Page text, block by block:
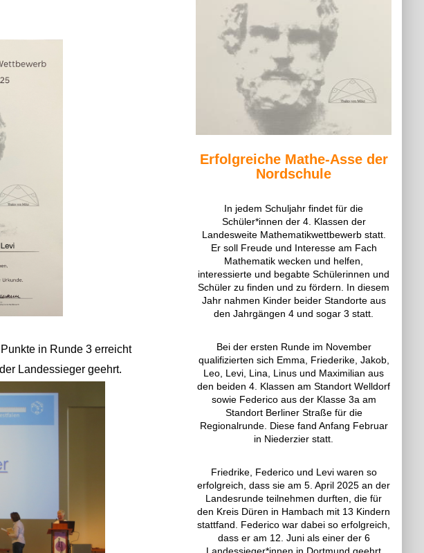
in Runde 3 erreicht
Landessieger geehrt.
Erfolgreiche Mathe-Asse der
Nordschule
In jedem Schuljahr findet für die
Schüler*innen der 4. Klassen der
Landesweite Mathematikwettbewerb statt.
Er soll Freude und Interesse am Fach
Mathematik wecken und helfen,
interessierte und begabte Schülerinnen und
Schüler zu finden und zu fördern. In diesem
Jahr nahmen Kinder beider Standorte aus
den Jahrgängen 4 und sogar 3 statt.
Bei der ersten Runde im November
qualifizierten sich Emma, Friederike, Jakob,
Leo, Levi, Lina, Linus und Maximilian aus
den beiden 4. Klassen am Standort Welldorf
sowie Federico aus der Klasse 3a am
Standort Berliner Straße für die
Regionalrunde. Diese fand Anfang Februar
in Niederzier statt.
Friedrike, Federico und Levi waren so
erfolgreich, dass sie am 5. April 2025 an der
Landesrunde teilnehmen durften, die für
den Kreis Düren in Hambach mit 13 Kindern
stattfand. Federico war dabei so erfolgreich,
dass er am 12. Juni als einer der 6